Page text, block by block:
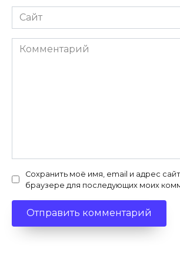
Сайт
Комментарий
Сохранить моё имя, email и адрес
браузере для последующих моих